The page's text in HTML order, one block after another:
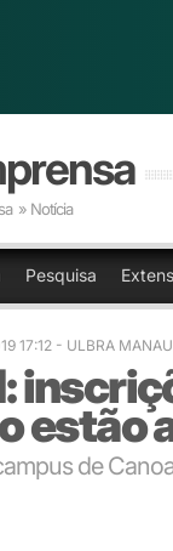
» Notícia
Pesquisa
17:12 - ULBRA
estão
de